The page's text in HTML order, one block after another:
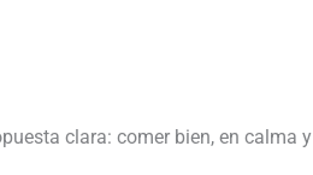
clara: comer bien, en calma y